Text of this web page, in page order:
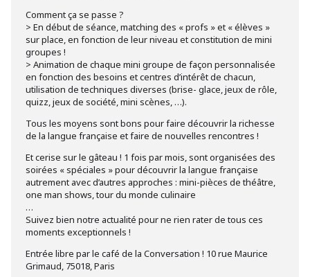
Comment ça se passe ?
> En début de séance, matching des « profs » et « élèves »
sur place, en fonction de leur niveau et constitution de mini
groupes !
> Animation de chaque mini groupe de façon personnalisée
en fonction des besoins et centres d’intérêt de chacun,
utilisation de techniques diverses (brise- glace, jeux de rôle,
quizz, jeux de société, mini scènes, …).
Tous les moyens sont bons pour faire découvrir la richesse
de la langue française et faire de nouvelles rencontres !
Et cerise sur le gâteau ! 1 fois par mois, sont organisées des
soirées « spéciales » pour découvrir la langue française
autrement avec d’autres approches : mini-pièces de théâtre,
one man shows, tour du monde culinaire
…
Suivez bien notre actualité pour ne rien rater de tous ces
moments exceptionnels !
Entrée libre par le café de la Conversation ! 10 rue Maurice
Grimaud, 75018, Paris